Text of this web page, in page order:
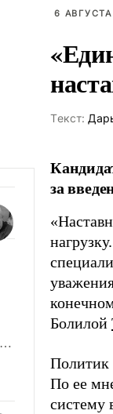
6
Tекст:
за
Болилой
Политик
По ее
систему